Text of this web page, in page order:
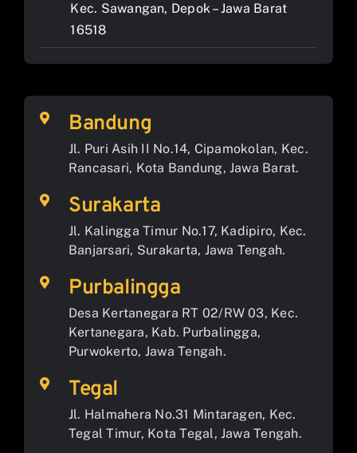
Kec. Sawangan, Depok – Jawa Barat
16518
Bandung
Jl. Puri Asih II No.14, Cipamokolan, Kec.
Rancasari, Kota Bandung, Jawa Barat.
Surakarta
Jl. Kalingga Timur No.17, Kadipiro, Kec.
Banjarsari, Surakarta, Jawa Tengah.
Purbalingga
Desa Kertanegara RT 02/RW 03, Kec.
Kertanegara, Kab. Purbalingga,
Purwokerto, Jawa Tengah.
Tegal
Jl. Halmahera No.31 Mintaragen, Kec.
Tegal Timur, Kota Tegal, Jawa Tengah.